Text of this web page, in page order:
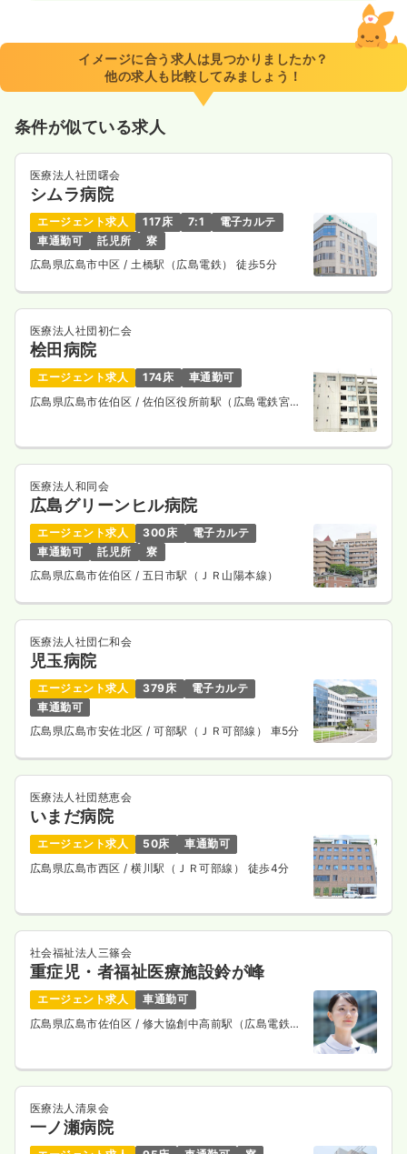
イメージに合う求人は見つかりましたか？
他の求人も比較してみましょう！
条件が似ている求人
医療法人社団曙会
シムラ病院
エージェント求人 117床 7:1
電子カルテ
車通勤可
託児所
寮
広島県広島市中区/ 土橋駅（広島電鉄） 徒歩5分
医療法人社団初仁会
桧田病院
エージェント求人 174床
車通勤可
広島県広島市佐伯区 / 佐伯区役所前駅（広島電鉄宮島
医療法人和同会
広島グリーンヒル病院
エージェント求人 300床
電子カルテ
車通勤可
託児所
寮
広島県広島市佐伯区 / 五日市駅（ＪＲ山陽本線）
医療法人社団仁和会
児玉病院
エージェント求人 379床
電子カルテ
車通勤可
広島県広島市安佐北区/ 可部駅（ＪＲ可部線） 車5分
医療法人社団慈恵会
いまだ病院
エージェント求人 50床
車通勤可
広島県広島市西区 / 横川駅（ＪＲ可部線） 徒歩4分
社会福祉法人三篠会
重症児・者福祉医療施設鈴が峰
エージェント求人
車通勤可
広島県広島市佐伯区 / 修大協創中高前駅（広島電鉄宮
医療法人清泉会
一ノ瀬病院